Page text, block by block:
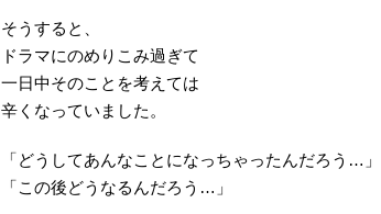
そうすると、
ドラマにのめりこみ過ぎて
一日中そのことを考えては
辛くなっていました。
「どうしてあんなことになっちゃったんだろう…」
「この後どうなるんだろう…」